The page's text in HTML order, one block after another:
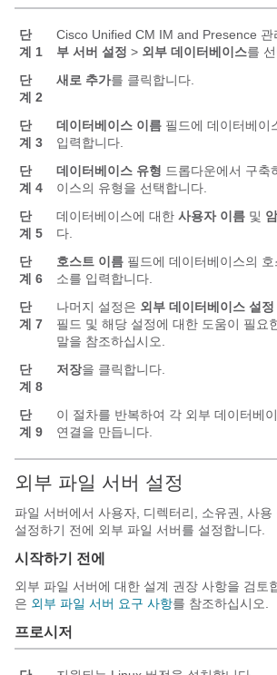
단
계 1
Cisco Unified CM IM and Presence 관
부 서버 설정 > 외부 데이터베이스를
단
계 2
새로 추가를 클릭합니다.
단
계 3
데이터베이스 이름 필드에 데이터베이
입력합니다.
단
계 4
데이터베이스 유형 드롭다운에서 구축
이스의 유형을 선택합니다.
단
계 5
데이터베이스에 대한 사용자 이름 및
다.
단
계 6
호스트 이름 필드에 데이터베이스의
소를 입력합니다.
단
계 7
나머지 설정은 외부 데이터베이스 설정
필드 및 해당 설정에 대한 도움이 필요
말을 참조하십시오.
단
계 8
저장을 클릭합니다.
단
계 9
이 절차를 반복하여 각 외부 데이터베
연결을 만듭니다.
외부 파일 서버 설정
파일 서버에서 사용자, 디렉터리, 소유권, 사
설정하기 전에 외부 파일 서버를 설정합니다.
시작하기 전에
외부 파일 서버에 대한 설계 권장 사항을 검토
은 외부 파일 서버 요구 사항를 참조하십시오.
프로시저